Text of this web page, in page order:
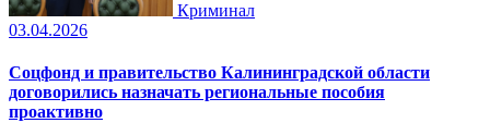
Криминал
03.04.2026
Соцфонд и правительство Калининградской области
договорились назначать региональные пособия
проактивно